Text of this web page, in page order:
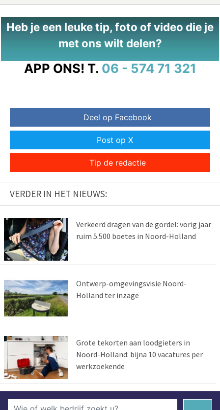
Heb je een leuke tip, foto of video die je
met ons wilt delen?
APP ONS! T. 06 - 574 71 321
Deel op Facebook
Post op X
Tip de redactie
VERDER IN HET NIEUWS:
Verkeerd dragen van de gordel: vorig jaar
ruim 5.500 boetes in Noord-Holland
Ontwerp-omgevingsvisie Noord-
Holland ter inzage
Grote tekorten aan loodgieters in
Noord-Holland: bijna 10 vacatures per
werkzoekende